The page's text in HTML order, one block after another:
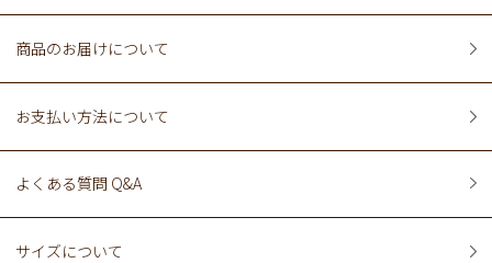
商品のお届けについて
お支払い方法について
よくある質問 Q&A
サイズについて